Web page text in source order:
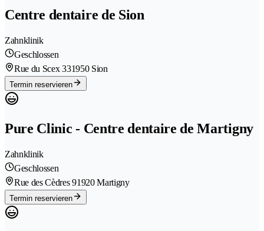
Centre dentaire de Sion
Zahnklinik
Geschlossen
Rue du Scex 331950 Sion
Termin reservieren
Pure Clinic - Centre dentaire de Martigny
Zahnklinik
Geschlossen
Rue des Cèdres 91920 Martigny
Termin reservieren